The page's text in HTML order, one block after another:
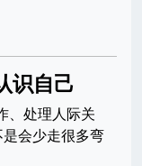
识自己
、处理人际关
会少走很多弯